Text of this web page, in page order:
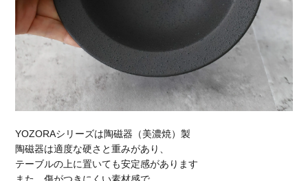
YOZORAシリーズは陶磁器（美濃焼）製
陶磁器は適度な硬さと重みがあり、
テーブルの上に置いても安定感があります